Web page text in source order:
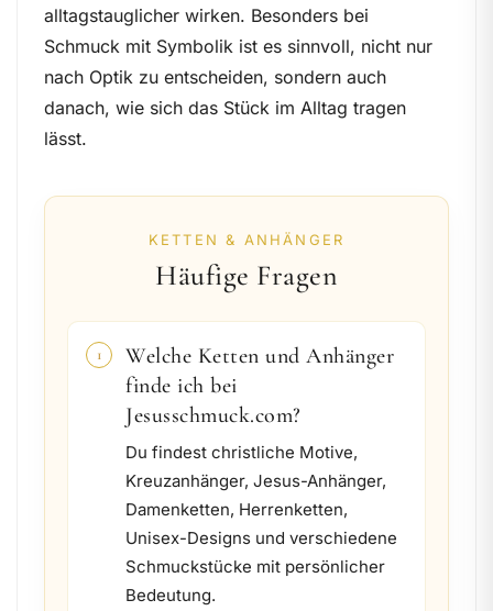
alltagstauglicher wirken. Besonders bei
Schmuck mit Symbolik ist es sinnvoll, nicht nur
nach Optik zu entscheiden, sondern auch
danach, wie sich das Stück im Alltag tragen
lässt.
KETTEN & ANHÄNGER
Häufige Fragen
1
Welche Ketten und Anhänger
finde ich bei
Jesusschmuck.com?
Du findest christliche Motive,
Kreuzanhänger, Jesus-Anhänger,
Damenketten, Herrenketten,
Unisex-Designs und verschiedene
Schmuckstücke mit persönlicher
Bedeutung.